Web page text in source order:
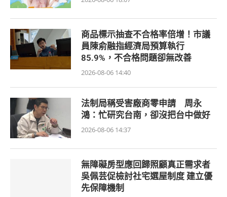
商品標示抽查不合格率倍增！市議
員陳俞融指經濟局預算執行
85.9%，不合格問題卻無改善
2026-08-06 14:40
法制局稱受害廠商零申請 周永
鴻：忙研究台南，卻沒把台中做好
2026-08-06 14:37
無障礙房型應回歸照顧真正需求者
吳佩芸促檢討社宅選屋制度 建立優
先保障機制